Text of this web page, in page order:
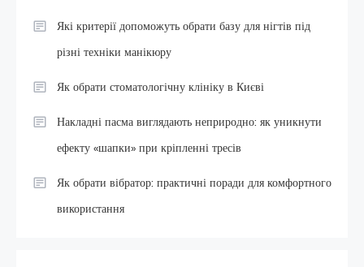
Які критерії допоможуть обрати базу для нігтів під
різні техніки манікюру
Як обрати стоматологічну клініку в Києві
Накладні пасма виглядають неприродно: як уникнути
ефекту «шапки» при кріпленні тресів
Як обрати вібратор: практичні поради для комфортного
використання